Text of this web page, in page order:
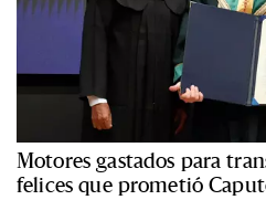
Motores gastados para
felices que prometió